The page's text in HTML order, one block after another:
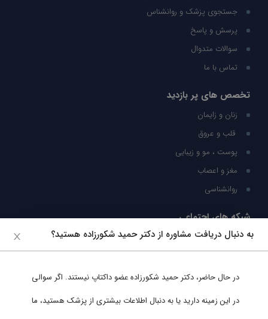
جستجوی پزشک و روانشناس
پرسش و پاسخ
سوالات متدوال
تماس با ما
تخصص های پر بازدید
زنان و زایمان
قلب و عروق
پوست ، مو و زیبایی
مغز و اعصاب
روانشناسی
شبکه های اجتماعی
ما را در شبکه های اجتماعی دنبال کنید
به دنبال دریافت مشاوره از دکتر حمید شکورزاده هستید؟
در حال حاضر، دکتر حمید شکورزادهعضو داکتاپ نیستند. اگر سوالی
در این زمینه دارید یا به دنبال اطلاعات بیشتری از پزشک هستید، ما